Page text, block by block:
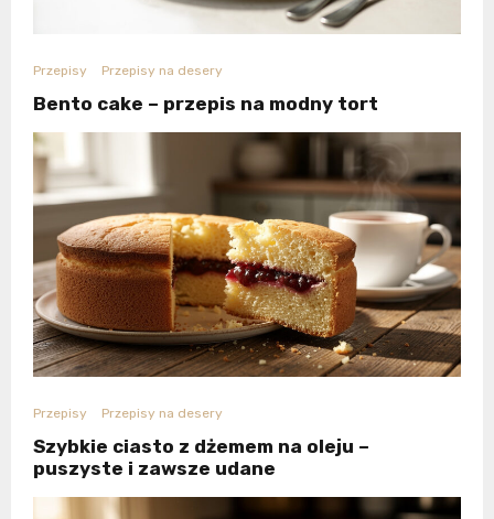
Przepisy Przepisy na desery
Bento cake – przepis na modny tort
Przepisy Przepisy na desery
Szybkie ciasto z dżemem na oleju –
puszyste i zawsze udane